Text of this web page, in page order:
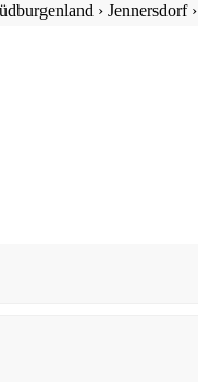
› Jennersdorf›